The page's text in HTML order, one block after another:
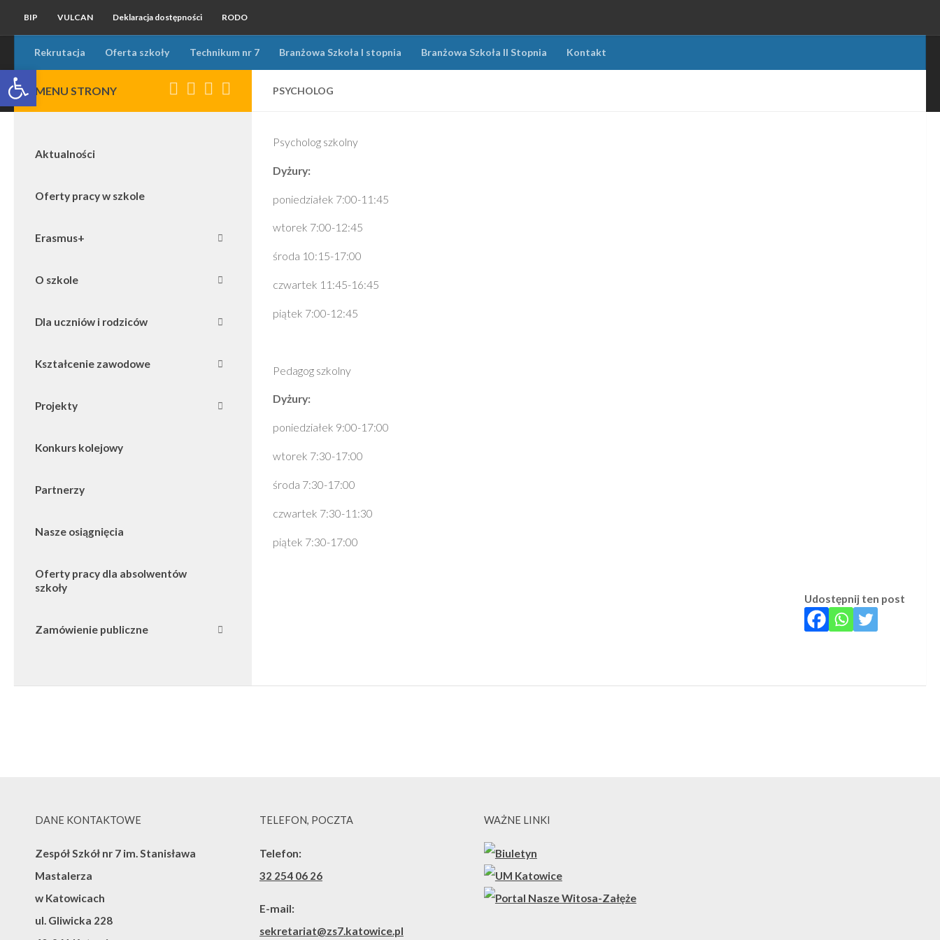
Przejdź do treści
BIP VULCAN Deklaracja dostępności RODO
Rekrutacja Oferta szkoły Technikum nr 7 Branżowa Szkoła I stopnia Branżowa Szkoła II Stopnia Kontakt
PSYCHOLOG
Psycholog szkolny
Dyżury:
poniedziałek 7:00-11:45
wtorek 7:00-12:45
środa 10:15-17:00
czwartek 11:45-16:45
piątek 7:00-12:45
Pedagog szkolny
Dyżury:
poniedziałek 9:00-17:00
wtorek 7:30-17:00
środa 7:30-17:00
czwartek 7:30-11:30
piątek 7:30-17:00
Udostępnij ten post
MENU STRONY
Aktualności
Oferty pracy w szkole
Erasmus+
O szkole
Dla uczniów i rodziców
Kształcenie zawodowe
Projekty
Konkurs kolejowy
Partnerzy
Nasze osiągnięcia
Oferty pracy dla absolwentów
szkoły
Zamówienie publiczne
DANE KONTAKTOWE
Zespół Szkół nr 7 im. Stanisława
Mastalerza
w Katowicach
ul. Gliwicka 228
TELEFON, POCZTA
Telefon:
32 254 06 26
E-mail:
sekretariat@zs7.katowice.pl
WAŻNE LINKI
Otwórz pasek narzędzi